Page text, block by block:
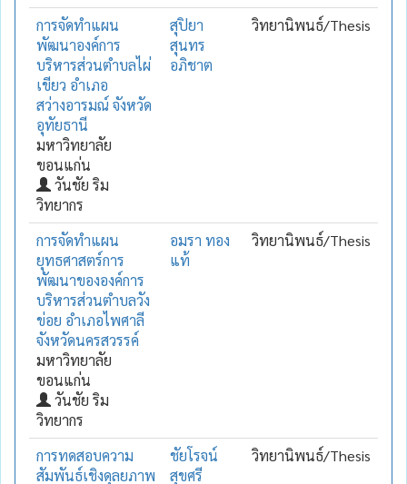
การจัดทำแผน
พัฒนาองค์การ
บริหารส่วนตำบลไผ่
เขียว อำเภอ
สว่างอารมณ์ จังหวัด
อุทัยธานี
มหาวิทยาลัย
ขอนแก่น
วันชัย ริม
วิทยากร
สุปิยา
สุนทร
อภิชาต
วิทยานิพนธ์/Thesis
การจัดทำแผน
ยุทธศาสตร์การ
พัฒนาขององค์การ
บริหารส่วนตำบลวัง
ข่อย อำเภอไพศาลี
จังหวัดนครสวรรค์
มหาวิทยาลัย
ขอนแก่น
วันชัย ริม
วิทยากร
อมรา ทอง
แท้
วิทยานิพนธ์/Thesis
การทดสอบความ
สัมพันธ์เชิงดุลยภาพ
ชัยโรจน์
สุขศรี
วิทยานิพนธ์/Thesis